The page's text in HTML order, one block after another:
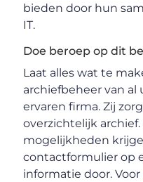
bieden door hun
IT.
Doe beroep op dit
Laat alles wat te
archiefbeheer van al
ervaren firma. Zij
overzichtelijk
mogelijkheden
contactformulier op
informatie door.